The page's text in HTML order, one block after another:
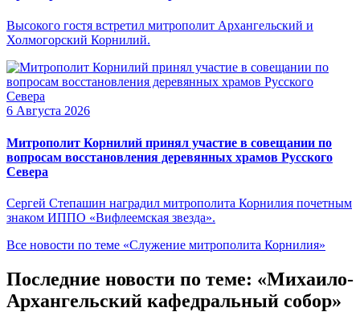
Высокого гостя встретил митрополит Архангельский и
Холмогорский Корнилий.
6 Августа 2026
Митрополит Корнилий принял участие в совещании по
вопросам восстановления деревянных храмов Русского
Севера
Сергей Степашин наградил митрополита Корнилия почетным
знаком ИППО «Вифлеемская звезда».
Все новости по теме «Служение митрополита Корнилия»
Последние новости по теме: «Михаило-
Архангельский кафедральный собор»